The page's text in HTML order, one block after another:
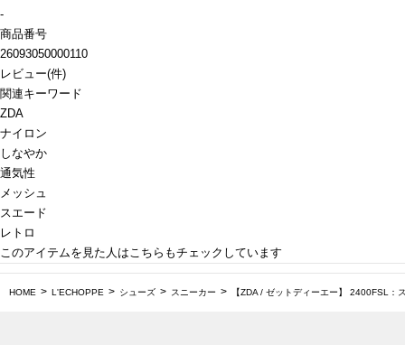
-
商品番号
26093050000110
レビュー(件)
関連キーワード
ZDA
ナイロン
しなやか
通気性
メッシュ
スエード
レトロ
このアイテムを見た人はこちらもチェックしています
HOME L'ECHOPPE シューズ スニーカー 【ZDA / ゼットディーエー】 2400FSL：